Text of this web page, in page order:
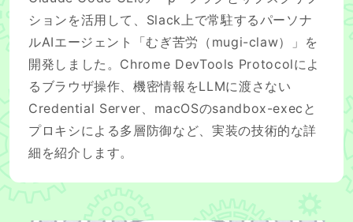
ションを活用して、Slack上で常駐するパーソナ
ルAIエージェント「むぎ苦労（mugi-claw）」を
開発しました。Chrome DevTools Protocolによ
るブラウザ操作、機密情報をLLMに渡さない
Credential Server、macOSのsandbox-execと
プロキシによる多層防御など、実装の技術的な詳
細を紹介します。